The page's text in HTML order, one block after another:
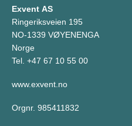
Exvent AS
Ringeriksveien 195
NO-1339 VØYENENGA
Norge
Tel. +47 67 10 55 00
www.exvent.no
Orgnr. 985411832